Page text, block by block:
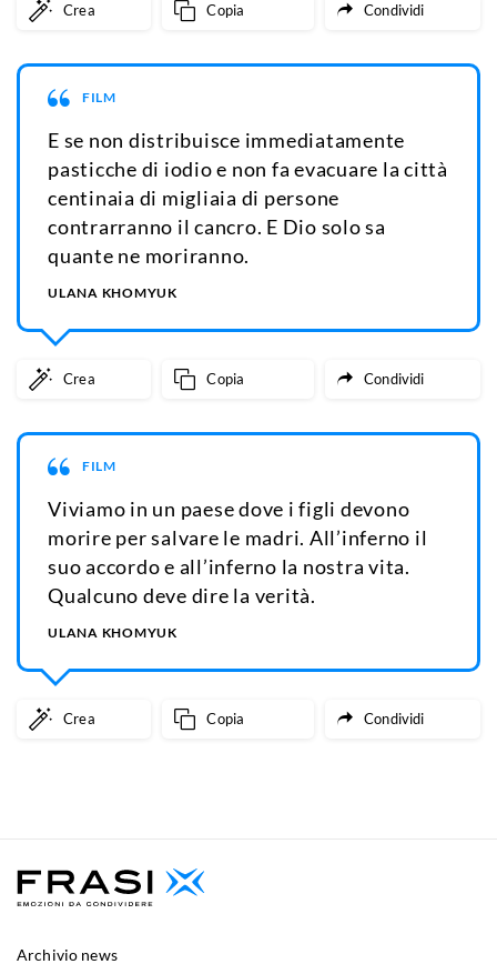
Crea Copia Condividi
FILM
E se non distribuisce immediatamente
pasticche di iodio e non fa evacuare la città
centinaia di migliaia di persone
contrarranno il cancro. E Dio solo sa
quante ne moriranno.
ULANA KHOMYUK
Crea Copia Condividi
FILM
Viviamo in un paese dove i figli devono
morire per salvare le madri. All’inferno il
suo accordo e all’inferno la nostra vita.
Qualcuno deve dire la verità.
ULANA KHOMYUK
Crea Copia Condividi
Archivio news